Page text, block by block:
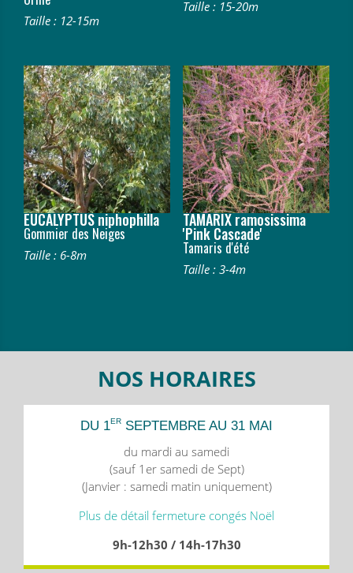
Taille : 12-15m
Taille : 15-20m
EUCALYPTUS niphophilla
Gommier des Neiges
Taille : 6-8m
TAMARIX ramosissima
'Pink Cascade'
Tamaris d'été
Taille : 3-4m
NOS HORAIRES
DU 1ER SEPTEMBRE AU 31 MAI
du mardi au samedi
(sauf 1er samedi de Sept)
(Janvier : samedi matin uniquement)
Plus de détail fermeture congés Noël
9h-12h30 / 14h-17h30